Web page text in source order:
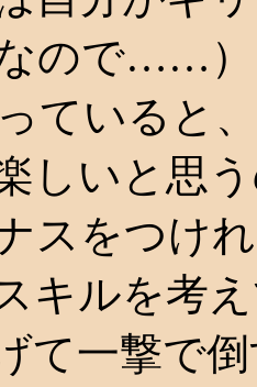
ので……）
ていると
しいと思
スをつけ
キルを考
て一撃で